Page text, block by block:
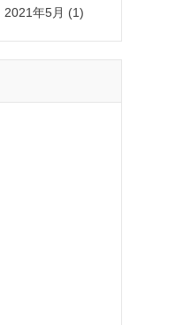
2021年5月 (1)